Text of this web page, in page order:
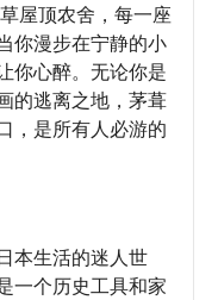
屋顶农舍，每一座
你漫步在宁静的小
你心醉。无论你是
的逃离之地，茅葺
，是所有人必游的
本生活的迷人世
一个历史工具和家